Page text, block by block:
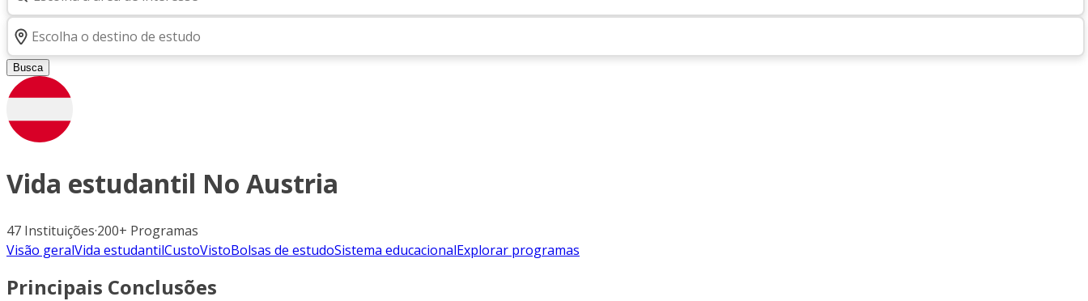
Busca
Vida estudantil No Austria
47 Instituições·200+ Programas
Visão geralVida estudantilCustoVistoBolsas de estudoSistema educacionalExplorar programas
Principais Conclusões